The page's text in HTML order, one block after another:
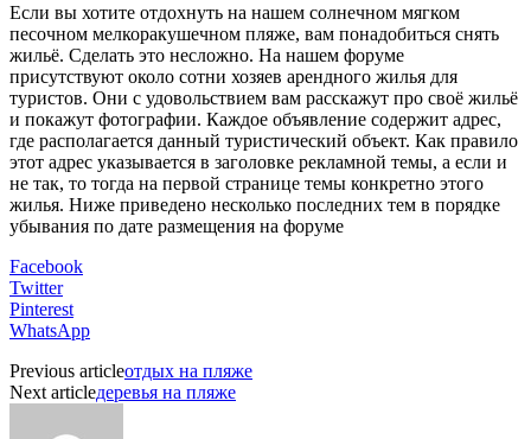
Если вы хотите отдохнуть на нашем солнечном мягком
песочном мелкоракушечном пляже, вам понадобиться снять
жильё. Сделать это несложно. На нашем форуме
присутствуют около сотни хозяев арендного жилья для
туристов. Они с удовольствием вам расскажут про своё жильё
и покажут фотографии. Каждое объявление содержит адрес,
где располагается данный туристический объект. Как правило
этот адрес указывается в заголовке рекламной темы, а если и
не так, то тогда на первой странице темы конкретно этого
жилья. Ниже приведено несколько последних тем в порядке
убывания по дате размещения на форуме
Facebook
Twitter
Pinterest
WhatsApp
Previous articleотдых на пляже
Next articleдеревья на пляже